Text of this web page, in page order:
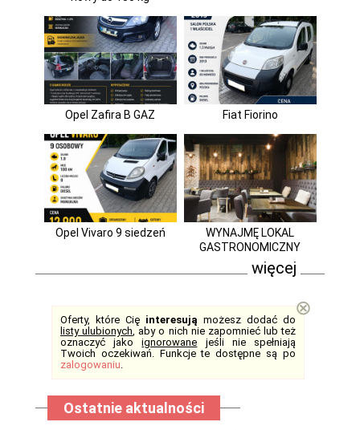
Opel Zafira B GAZ Fiat Fiorino
Opel Vivaro 9 siedzeń
WYNAJMĘ LOKAL
GASTRONOMICZNY
więcej
Oferty, które Cię interesują możesz dodać do
listy ulubionych, aby o nich nie zapomnieć lub też
oznaczyć jakoignorowane jeśli nie spełniają
Twoich oczekiwań. Funkcje te dostępne są po
zalogowaniu.
⊗
Ostatnie aktualności